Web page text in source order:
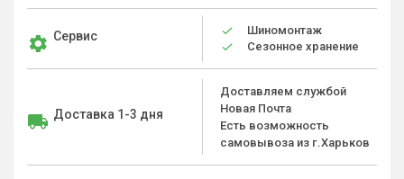
Сервис
Шиномонтаж
Сезонное хранение
Доставка 1-3 дня
Доставляем службой
Новая Почта
Есть возможность
самовывоза из г.Харьков